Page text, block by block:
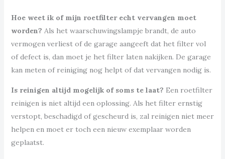
Hoe weet ik of mijn roetfilter echt vervangen moet
worden? Als het waarschuwingslampje brandt, de auto
vermogen verliest of de garage aangeeft dat het filter vol
of defect is, dan moet je het filter laten nakijken. De garage
kan meten of reiniging nog helpt of dat vervangen nodig is.
Is reinigen altijd mogelijk of soms te laat? Een roetfilter
reinigen is niet altijd een oplossing. Als het filter ernstig
verstopt, beschadigd of gescheurd is, zal reinigen niet meer
helpen en moet er toch een nieuw exemplaar worden
geplaatst.